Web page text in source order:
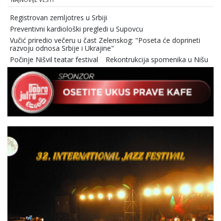
Registrovan zemljotres u Srbiji
Preventivni kardiološki pregledi u Supovcu
Vučić priredio večeru u čast Zelenskog: "Poseta će doprineti
razvoju odnosa Srbije i Ukrajine"
Počinje Nišvil teatar festival
Rekontrukcija spomenika u Nišu